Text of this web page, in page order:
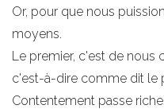
Or, pour que nous
moyens.
Le premier, c'est de nous
c'est-à-dire comme dit le
Contentement passe